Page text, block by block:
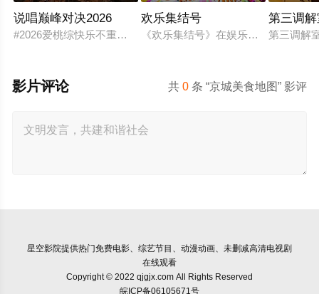
说唱巅峰对决2026
#2026爱桃综快乐不重样# #说唱十周年巅峰对决#全新升级归来
欢乐集结号
《欢乐集结号》在娱乐资讯类栏目
第三调
第三调解
共0 条 “京城美食地图” 影评
影片评论
星空影院提供热门免费电影、综艺节目、动漫动画、未删减高清电视剧
在线观看
Copyright © 2022 qjgjx.com All Rights Reserved
皖ICP备06105671号